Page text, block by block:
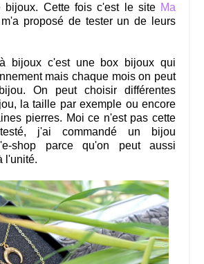
bijoux. Cette fois c'est le site Ma
proposé de tester un de leurs
bijoux c'est une box bijoux qui
mais chaque mois on peut
On peut choisir différentes
la taille par exemple ou encore
pierres. Moi ce n'est pas cette
j'ai commandé un bijou
shop parce qu'on peut aussi
l'unité.